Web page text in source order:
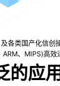
各类国产化信创
、MIPS)高效
的应